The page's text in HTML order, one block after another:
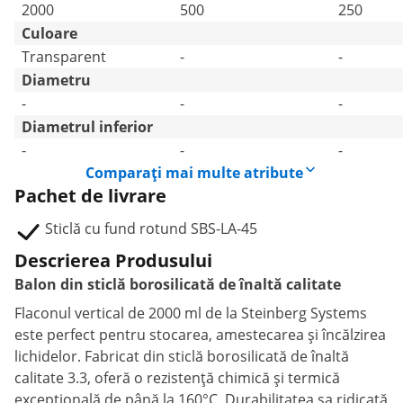
2000 500
250
Culoare
Transparent
-
-
Diametru
-
-
-
Diametrul inferior
-
-
-
Comparați mai multe atribute
Pachet de livrare
Sticlă cu fund rotund SBS-LA-45
Descrierea Produsului
Balon din sticlă borosilicată de înaltă calitate
Flaconul vertical de 2000 ml de la Steinberg Systems
este perfect pentru stocarea, amestecarea și încălzirea
lichidelor. Fabricat din sticlă borosilicată de înaltă
calitate 3.3, oferă o rezistență chimică și termică